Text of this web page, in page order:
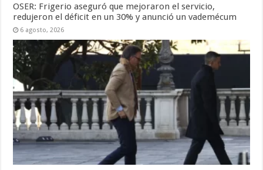
OSER: Frigerio aseguró que mejoraron el servicio,
redujeron el déficit en un 30% y anunció un vademécum
6 agosto, 2026